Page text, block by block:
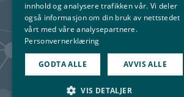
innhold og analysere trafikken vår. Vi deler
også informasjon om din bruk av nettstedet
vårt med våre analysepartnere.
Personvernerklæring
GODTA ALLE AVVIS ALLE
VIS DETALJER